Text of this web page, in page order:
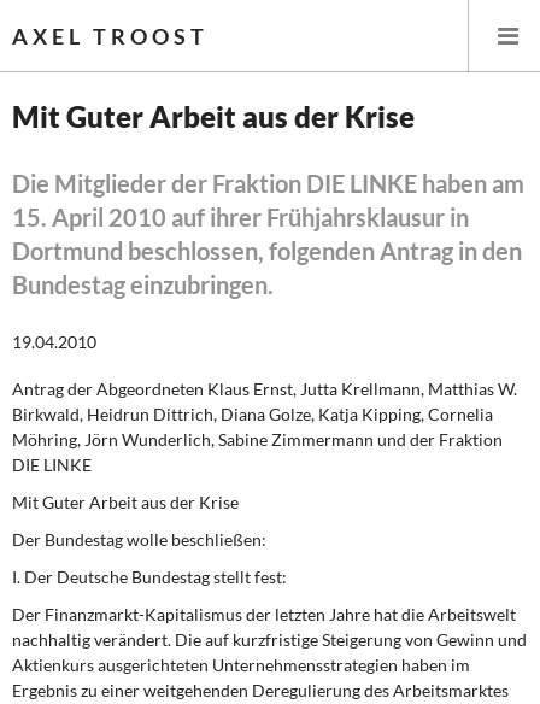
AXEL TROOST
Themen
Leitlinien linker Wirtschafts- und Finanzpolitik
Wirtschaftspolitik
Steuer- und Finanzpolitik
Öffentliche Infrastruktur und Daseinsvorsorge
Eurokrise und Griechenland
DIE LINKE
Weitere Themen
Memo-Gruppe
Mit Guter Arbeit aus der Krise
Die Mitglieder der Fraktion DIE LINKE haben am
15. April 2010 auf ihrer Frühjahrsklausur in
Dortmund beschlossen, folgenden Antrag in den
Bundestag einzubringen.
19.04.2010
Antrag der Abgeordneten Klaus Ernst, Jutta Krellmann, Matthias W.
Birkwald, Heidrun Dittrich, Diana Golze, Katja Kipping, Cornelia
Möhring, Jörn Wunderlich, Sabine Zimmermann und der Fraktion
DIE LINKE
Mit Guter Arbeit aus der Krise
Der Bundestag wolle beschließen:
I. Der Deutsche Bundestag stellt fest:
Der Finanzmarkt-Kapitalismus der letzten Jahre hat die Arbeitswelt
nachhaltig verändert. Die auf kurzfristige Steigerung von Gewinn und
Aktienkurs ausgerichteten Unternehmensstrategien haben im
Ergebnis zu einer weitgehenden Deregulierung des Arbeitsmarktes